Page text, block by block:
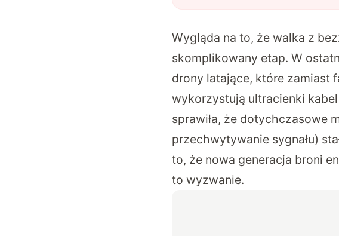
Wygląda na to, że walka z
skomplikowany etap. W
drony latające, które zamiast
wykorzystują ultracienki
sprawiła, że dotychczasowe
przechwytywanie sygnału)
to, że nowa generacja broni
to wyzwanie.